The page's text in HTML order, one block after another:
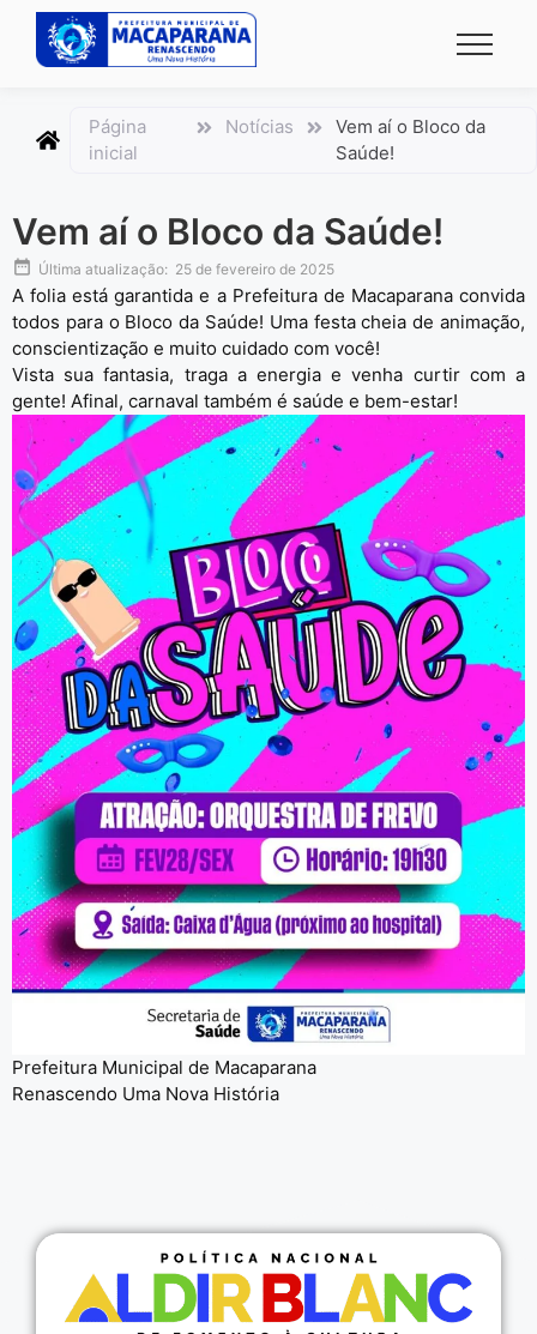
conteúdo
Página
inicial
Notícias
Vem aí o Bloco da
Saúde!
Vem aí o Bloco da Saúde!
Última atualização: 25 de fevereiro de 2025
A folia está garantida e a Prefeitura de Macaparana convida
todos para o Bloco da Saúde! Uma festa cheia de animação,
conscientização e muito cuidado com você!
Vista sua fantasia, traga a energia e venha curtir com a
gente! Afinal, carnaval também é saúde e bem-estar!
Prefeitura Municipal de Macaparana
Renascendo Uma Nova História